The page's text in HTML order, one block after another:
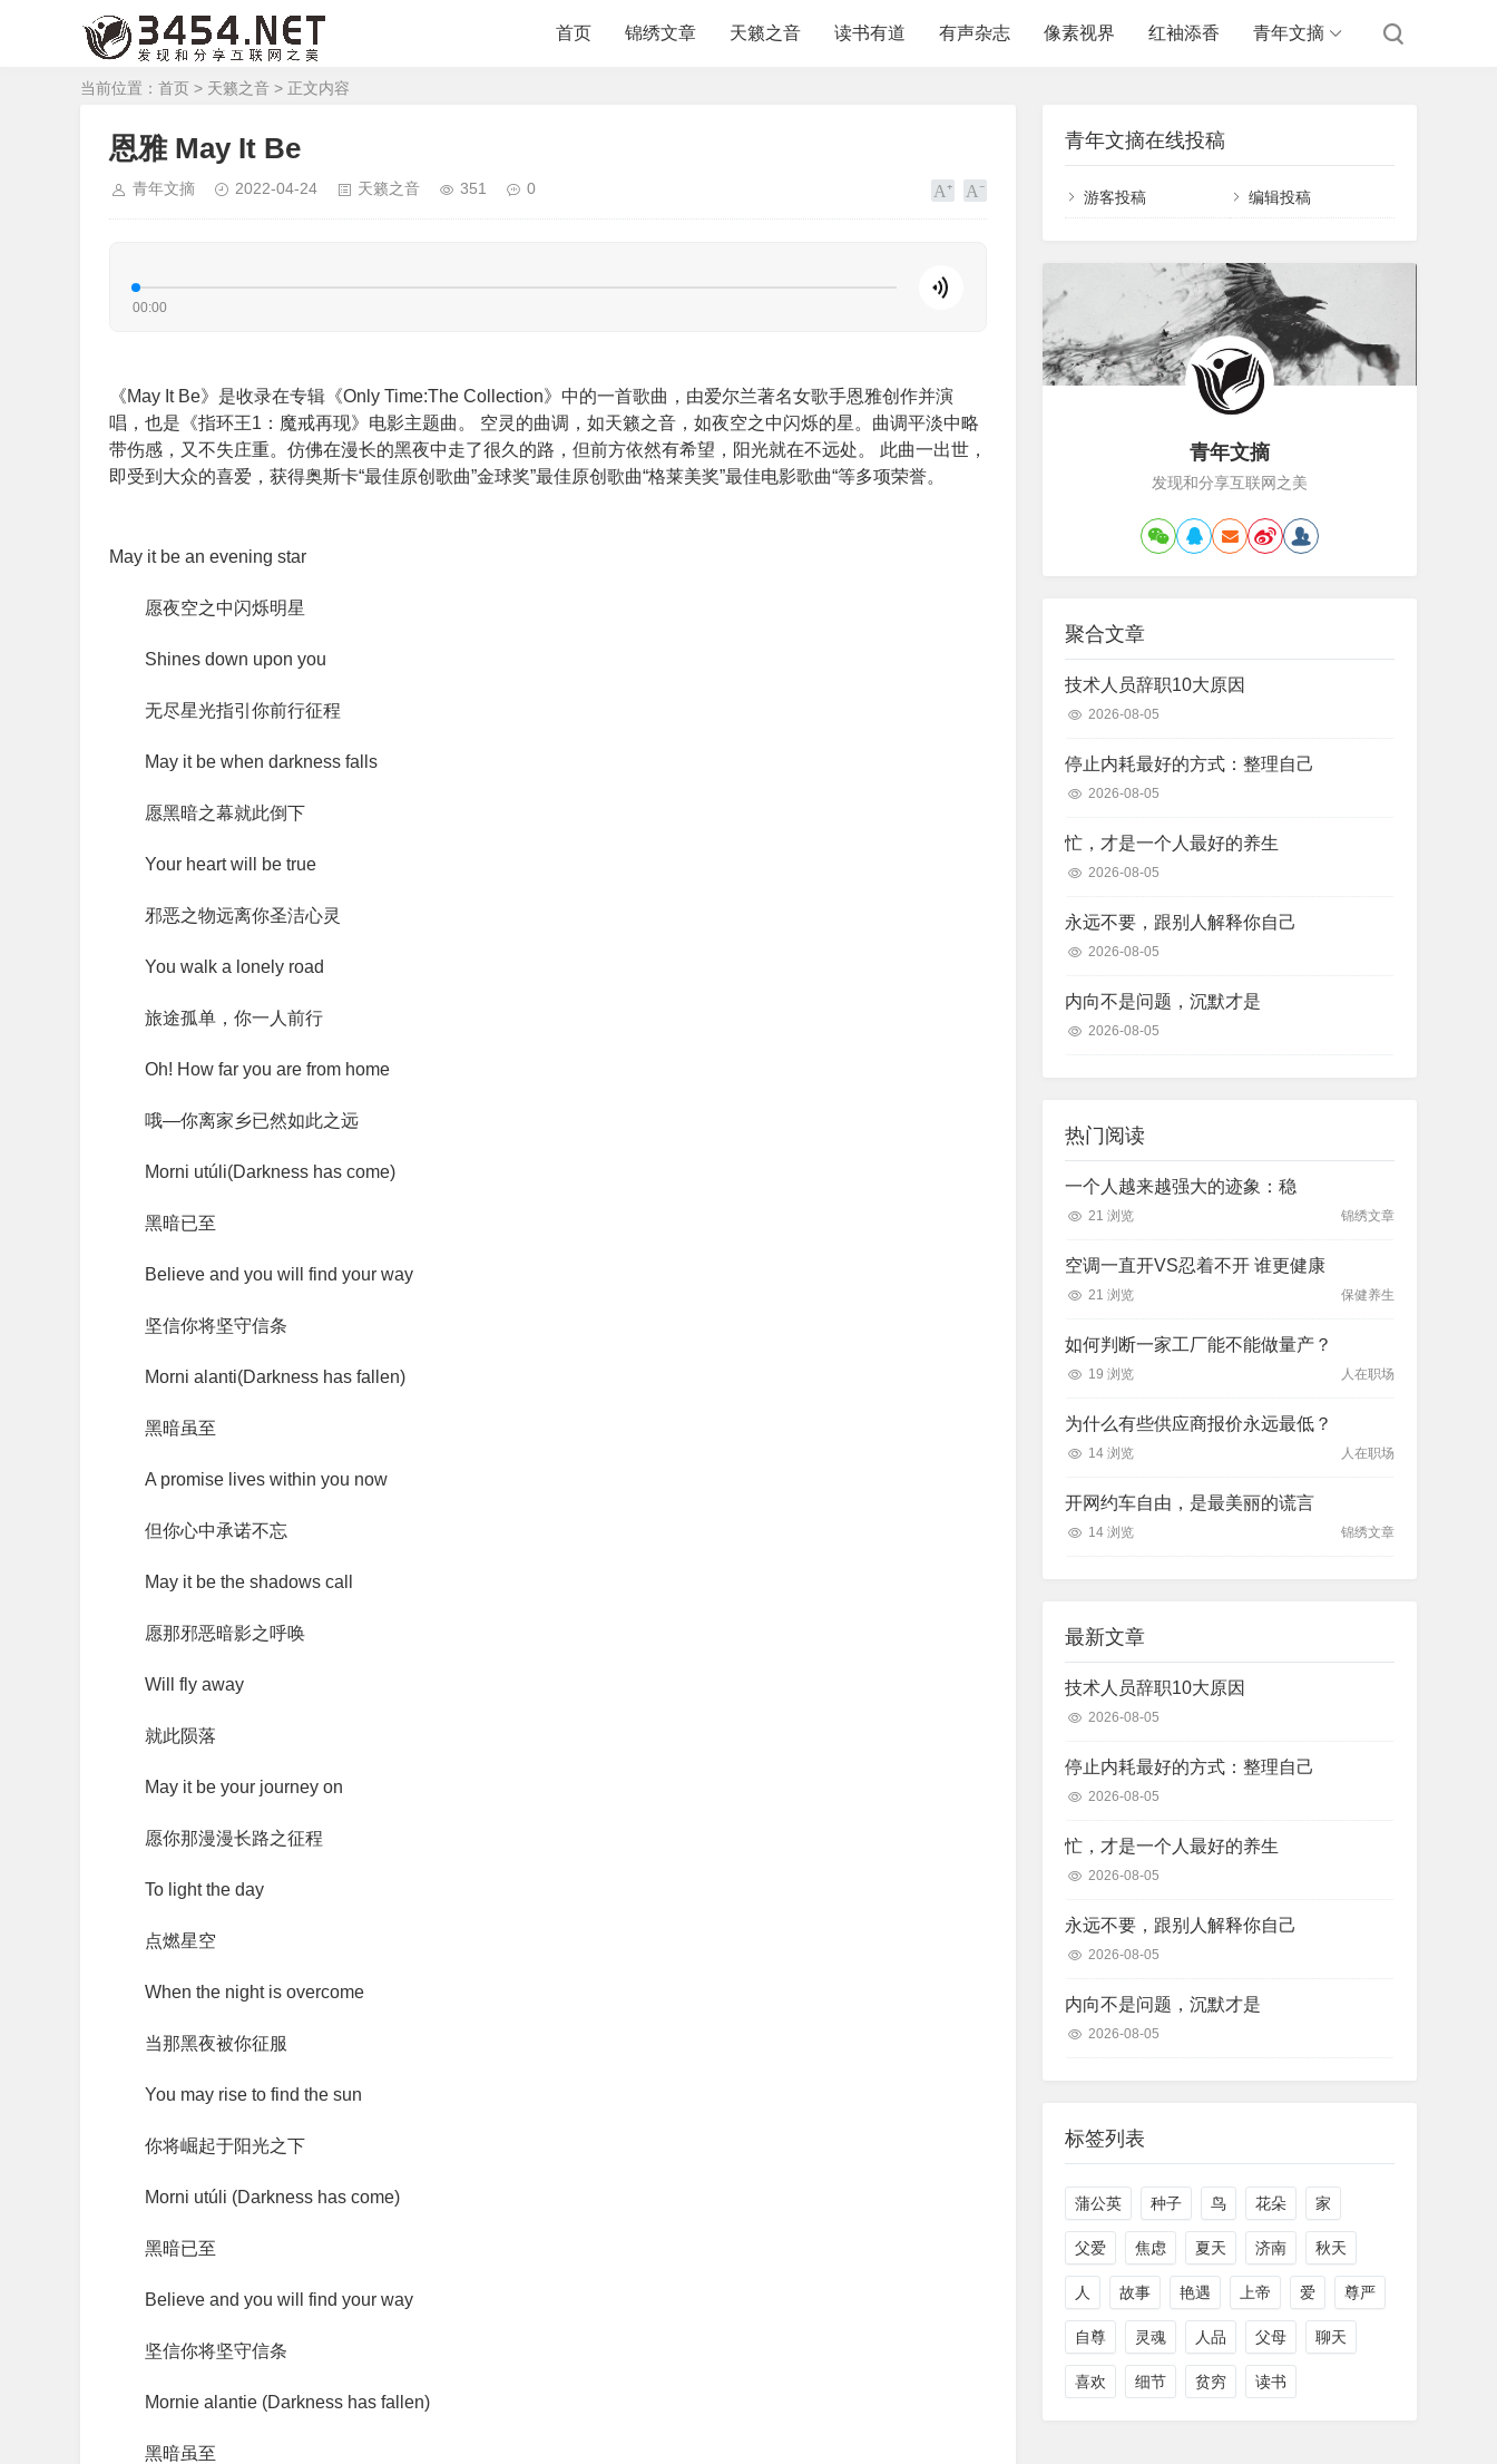
首页 锦绣文章 天籁之音 读书有道 有声杂志 像素视界 红袖添香 青年文摘
当前位置： 首页 > 天籁之音 > 正文内容
恩雅 May It Be
青年文摘 2022-04-24 天籁之音 351 0
00:00
《May It Be》是收录在专辑《Only Time:The Collection》中的一首歌曲，由爱尔兰著名女歌手恩雅创作并演
唱，也是《指环王1：魔戒再现》电影主题曲。 空灵的曲调，如天籁之音，如夜空之中闪烁的星。曲调平淡中略
带伤感，又不失庄重。仿佛在漫长的黑夜中走了很久的路，但前方依然有希望，阳光就在不远处。 此曲一出世，
即受到大众的喜爱，获得奥斯卡“最佳原创歌曲”金球奖”最佳原创歌曲“格莱美奖”最佳电影歌曲“等多项荣誉。
May it be an evening star
愿夜空之中闪烁明星
Shines down upon you
无尽星光指引你前行征程
May it be when darkness falls
愿黑暗之幕就此倒下
Your heart will be true
邪恶之物远离你圣洁心灵
You walk a lonely road
旅途孤单，你一人前行
Oh! How far you are from home
哦—你离家乡已然如此之远
Morni utúli(Darkness has come)
黑暗已至
Believe and you will find your way
坚信你将坚守信条
Morni alanti(Darkness has fallen)
黑暗虽至
A promise lives within you now
但你心中承诺不忘
May it be the shadows call
愿那邪恶暗影之呼唤
Will fly away
就此陨落
May it be your journey on
愿你那漫漫长路之征程
To light the day
点燃星空
When the night is overcome
当那黑夜被你征服
You may rise to find the sun
你将崛起于阳光之下
Morni utúli (Darkness has come)
黑暗已至
Believe and you will find your way
坚信你将坚守信条
Mornie alantie (Darkness has fallen)
黑暗虽至
青年文摘在线投稿
游客投稿 编辑投稿
青年文摘
发现和分享互联网之美
聚合文章
技术人员辞职10大原因
2026-08-05
停止内耗最好的方式：整理自己
2026-08-05
忙，才是一个人最好的养生
2026-08-05
永远不要，跟别人解释你自己
2026-08-05
内向不是问题，沉默才是
2026-08-05
热门阅读
一个人越来越强大的迹象：稳
21 浏览 锦绣文章
空调一直开VS忍着不开 谁更健康
21 浏览 保健养生
如何判断一家工厂能不能做量产？
19 浏览 人在职场
为什么有些供应商报价永远最低？
14 浏览 人在职场
开网约车自由，是最美丽的谎言
14 浏览 锦绣文章
最新文章
技术人员辞职10大原因
2026-08-05
停止内耗最好的方式：整理自己
2026-08-05
忙，才是一个人最好的养生
2026-08-05
永远不要，跟别人解释你自己
2026-08-05
内向不是问题，沉默才是
2026-08-05
标签列表
蒲公英 种子 鸟 花朵 家
父爱 焦虑 夏天 济南 秋天
人 故事 艳遇 上帝 爱 尊严
自尊 灵魂 人品 父母 聊天
喜欢 细节 贫穷 读书